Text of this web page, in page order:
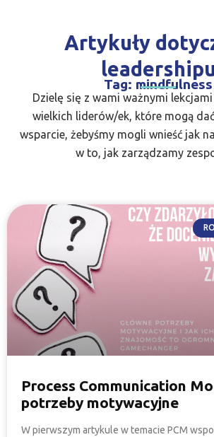
Artykuły
leadershipu
Tag: mindfulness
Dzielę się z wami ważnymi lekcjami
wielkich liderów/ek, które mogą
wsparcie, żebyśmy mogli wnieść jak
w to, jak zarządzamy
Process Communication
potrzeby motywacyjne
W pierwszym artykule w temacie PCM